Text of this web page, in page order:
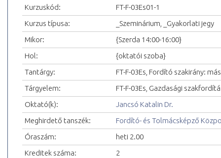
Kurzuskód:
FT-F-03Es01-1
Kurzus típusa:
_Szeminárium, _Gyakorlati jegy
Mikor:
{Szerda 14:00-16:00}
Hol:
{oktatói szoba}
Tantárgy:
FT-F-03Es, Fordító szakirány:
Tárgyelem:
FT-F-03Es, Gazdasági
Oktató(k):
Jancsó Katalin Dr.
Meghirdető tanszék:
Fordító- és Tolmácsképző
Óraszám:
heti 2.00
Kreditek száma:
2